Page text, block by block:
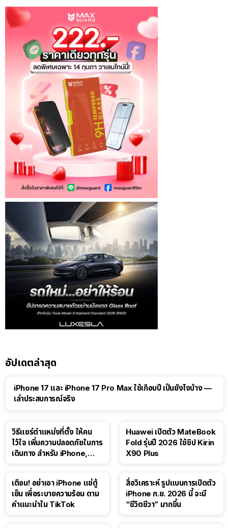
อัปเดตล่าสุด
iPhone 17 และ iPhone 17 Pro Max ใช้เกือบปี เป็นยังไงบ้าง —
เล่าประสบการณ์จริง
วิธีแชร์ตำแหน่งที่ตั้ง ให้คน
ไว้ใจ เพิ่มความปลอดภัยในการ
เดินทาง สำหรับ iPhone,
Huawei เปิดตัว MateBook
Fold รุ่นปี 2026 ใช้ชิป Kirin
X90 Plus
เตือน! อย่าเอา iPhone แช่ตู้
เย็น เพื่อระบายความร้อน ตาม
คำแนะนำใน TikTok
สื่อวิเคราะห์ รูปแบบการเปิดตัว
iPhone ก.ย. 2026 นี้ จะมี
“ชีวิตชีวา” มากขึ้น